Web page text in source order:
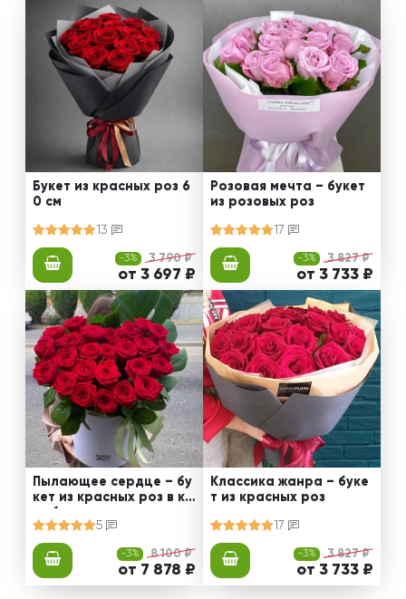
Букет из красных роз 6
0 см
13
-3% 3 790 ₽
от 3 697 ₽
Розовая мечта – букет
из розовых роз
17
-3% 3 827 ₽
от 3 733 ₽
Пылающее сердце – бу
кет из красных роз в ко
робке
5
-3% 8 100 ₽
от 7 878 ₽
Классика жанра – буке
т из красных роз
17
-3% 3 827 ₽
от 3 733 ₽